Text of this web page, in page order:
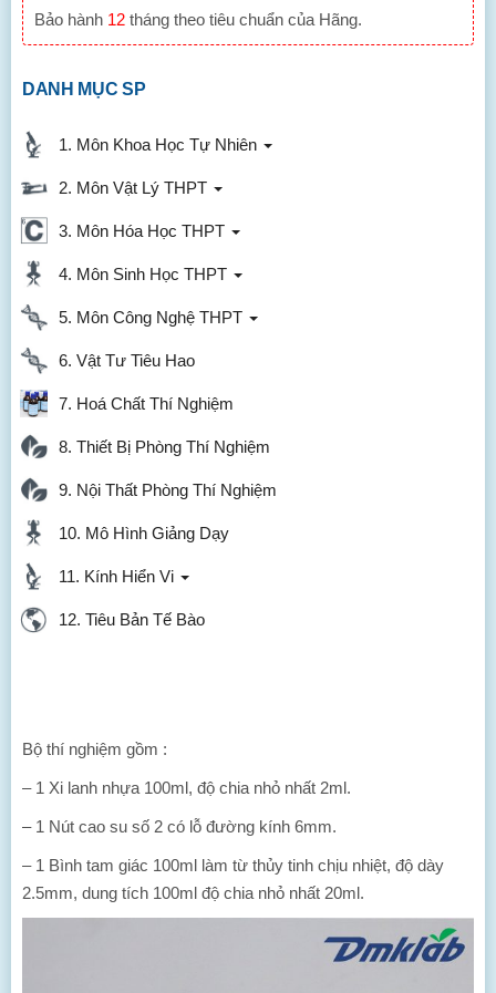
Bảo hành 12 tháng theo tiêu chuẩn của Hãng.
DANH MỤC SP
1. Môn Khoa Học Tự Nhiên
2. Môn Vật Lý THPT
3. Môn Hóa Học THPT
4. Môn Sinh Học THPT
5. Môn Công Nghệ THPT
6. Vật Tư Tiêu Hao
7. Hoá Chất Thí Nghiệm
8. Thiết Bị Phòng Thí Nghiệm
9. Nội Thất Phòng Thí Nghiệm
10. Mô Hình Giảng Dạy
11. Kính Hiển Vi
12. Tiêu Bản Tế Bào
Bộ thí nghiệm gồm :
– 1 Xi lanh nhựa 100ml, độ chia nhỏ nhất 2ml.
– 1 Nút cao su số 2 có lỗ đường kính 6mm.
– 1 Bình tam giác 100ml làm từ thủy tinh chịu nhiệt, độ dày
2.5mm, dung tích 100ml độ chia nhỏ nhất 20ml.